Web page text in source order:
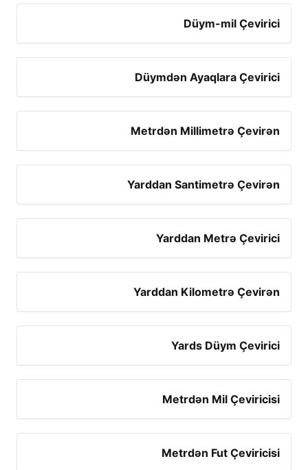
Düym-mil Çevirici
Düymdən Ayaqlara Çevirici
Metrdən Millimetrə Çevirən
Yarddan Santimetrə Çevirən
Yarddan Metrə Çevirici
Yarddan Kilometrə Çevirən
Yards Düym Çevirici
Metrdən Mil Çeviricisi
Metrdən Fut Çeviricisi